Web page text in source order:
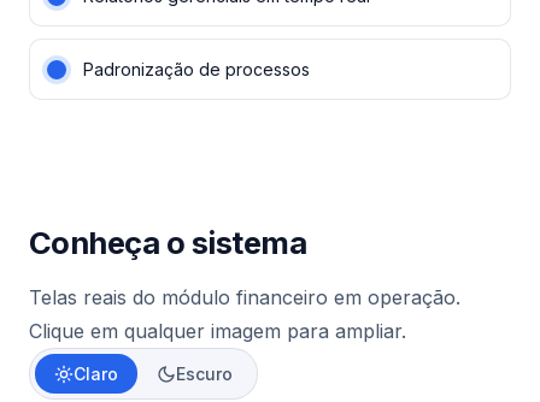
Padronização de processos
Conheça o sistema
Telas reais do módulo financeiro em operação.
Clique em qualquer imagem para ampliar.
Claro Escuro